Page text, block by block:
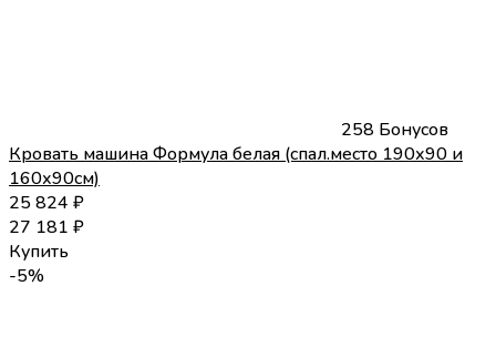
258 Бонусов
Кровать машина Формула белая (спал.место 190х90 и
160х90см)
25 824 ₽
27 181 ₽
Купить
-5%